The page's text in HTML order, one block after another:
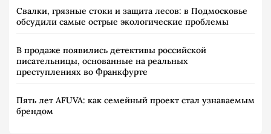
Свалки, грязные стоки и защита лесов: в Подмосковье
обсудили самые острые экологические проблемы
В продаже появились детективы российской
писательницы, основанные на реальных
преступлениях во Франкфурте
Пять лет AFUVA: как семейный проект стал узнаваемым
брендом